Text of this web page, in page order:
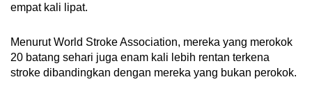
empat kali lipat.
Menurut World Stroke Association, mereka yang merokok
20 batang sehari juga enam kali lebih rentan terkena
stroke dibandingkan dengan mereka yang bukan perokok.